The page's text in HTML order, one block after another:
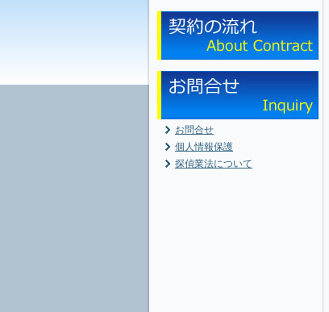
お問合せ
個人情報保護
探偵業法について